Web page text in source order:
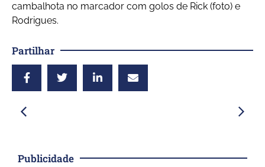
cambalhota no marcador com golos de Rick (foto) e
Rodrigues.
Partilhar
Publicidade